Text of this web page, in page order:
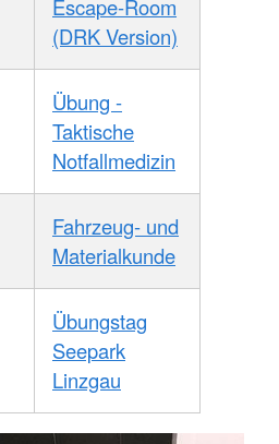
Escape-Room
(DRK Version)
Übung -
Taktische
Notfallmedizin
Fahrzeug- und
Materialkunde
Übungstag
Seepark
Linzgau